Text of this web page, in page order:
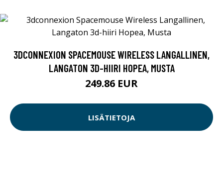
3DCONNEXION SPACEMOUSE WIRELESS LANGALLINEN,
LANGATON 3D-HIIRI HOPEA, MUSTA
249.86 EUR
LISÄTIETOJA